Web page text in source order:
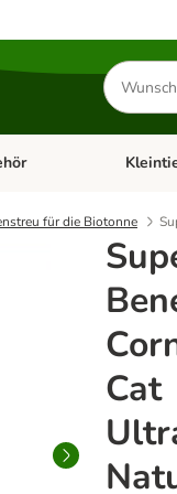
Produkte
suchen
Katzenfutter & Zubehör
für die Biotonne
Cat